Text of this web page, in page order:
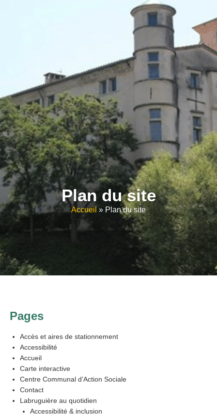
Plan du site
Accueil » Plan du site
Pages
Accès et aires de stationnement
Accessibilité
Accueil
Carte interactive
Centre Communal d’Action Sociale
Contact
Labruguière au quotidien
Accessibilité & inclusion